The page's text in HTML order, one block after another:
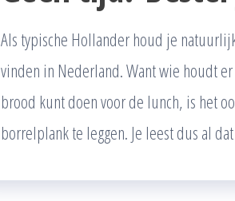
Als typische Hollander houd je
vinden in Nederland. Want wie houdt
brood kunt doen voor de lunch, is het
borrelplank te leggen. Je leest dus al